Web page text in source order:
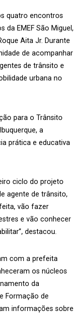
quatro encontros
EMEF São Miguel,
Aita Jr. Durante
de acompanhar
de trânsito e
urbana no
para o Trânsito
a
prática e educativa
ciclo do projeto
agente de trânsito,
vão fazer
e vão conhecer
destacou.
com a prefeita
os núcleos
da
Formação de
informações sobre